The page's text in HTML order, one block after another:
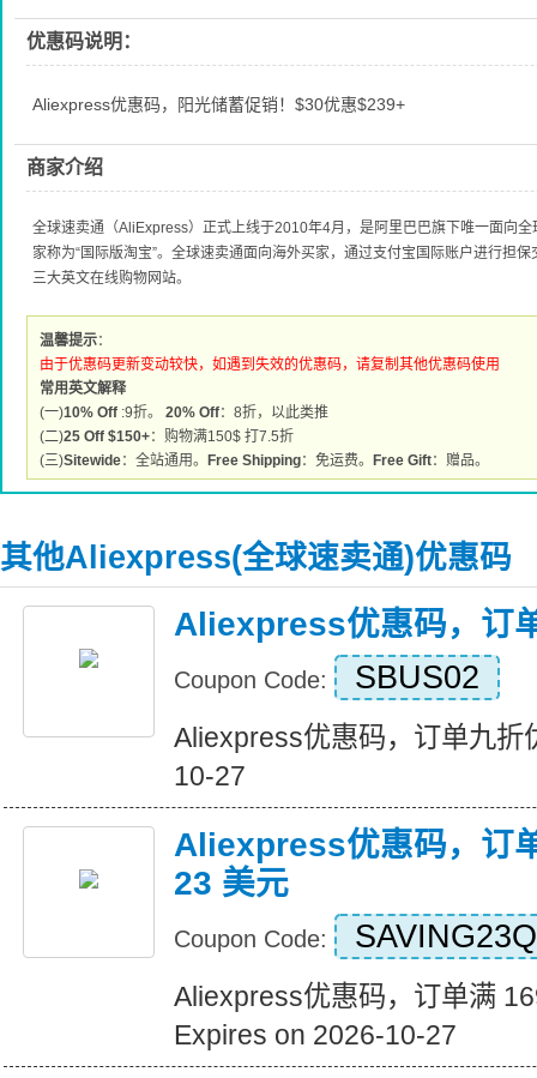
优惠码说明：
Aliexpress优惠码，阳光储蓄促销！$30优惠$239+
商家介绍
全球速卖通（AliExpress）正式上线于2010年4月，是阿里巴巴旗下唯一面向
家称为“国际版淘宝”。全球速卖通面向海外买家，通过支付宝国际账户进行担
三大英文在线购物网站。
温馨提示：
由于优惠码更新变动较快，如遇到失效的优惠码，请复制其他优惠码使用
常用英文解释
(一)10% Off :9折。 20% Off：8折，以此类推
(二)25 Off $150+：购物满150$ 打7.5折
(三)Sitewide：全站通用。 Free Shipping：免运费。 Free Gift：赠品。
其他Aliexpress(全球速卖通)优惠码
Aliexpress优惠码，订
Coupon Code: SBUS02
Aliexpress优惠码，订单九折
10-27
Aliexpress优惠码，订
23 美元
Coupon Code: SAVING23Q
Aliexpress优惠码，订单满
Expires on 2026-10-27